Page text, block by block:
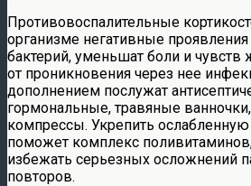
Противовоспалительные
организме негативные
бактерий, уменьшат боли и чувств
от проникновения через нее
дополнением послужат
гормональные, травяные
компрессы. Укрепить
поможет комплекс
избежать серьезных осложнений
повторов.